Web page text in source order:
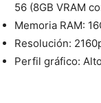
56 (8GB VRAM
Memoria RAM:
Resolución:
Perfil gráfico: Alto